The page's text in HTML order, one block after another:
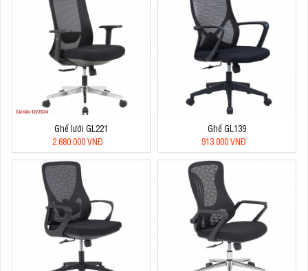
Ghế lưới GL221
2.680.000 VNĐ
Ghế GL139
913.000 VNĐ